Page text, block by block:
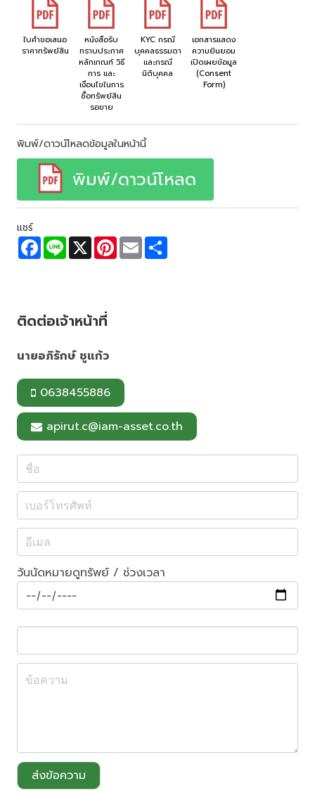
ใบคำขอเสนอ
ราคาทรัพย์สิน
หนังสือรับ
ทราบประกาศ
หลักเกณฑ์ วิธี
การ และ
เงื่อนไขในการ
ซื้อทรัพย์สิน
รอขาย
KYC กรณี
บุคคลธรรมดา
และกรณี
นิติบุคคล
เอกสารแสดง
ความยินยอม
เปิดเผยข้อมูล
(Consent
Form)
พิมพ์/ดาวน์โหลดข้อมูลในหน้านี้
พิมพ์/ดาวน์โหลด
แชร์
F
a
c
o
k
L
n
X P
n
E
m
a
ติดต่อเจ้าหน้าที่
นายอภิรักษ์ ชูแก้ว
0638455886
apirut.c@iam-asset.co.th
วันนัดหมายดูทรัพย์ / ช่วงเวลา
ส่งข้อความ